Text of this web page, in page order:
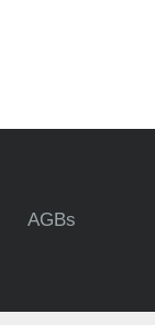
AGBs